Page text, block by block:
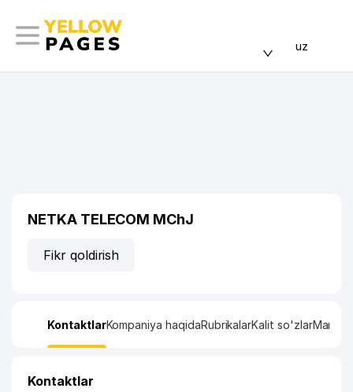
uz
NETKA TELECOM MChJ
Fikr qoldirish
KontaktlarKompaniya haqidaRubrikalarKalit so'zlarManzil
Kontaktlar